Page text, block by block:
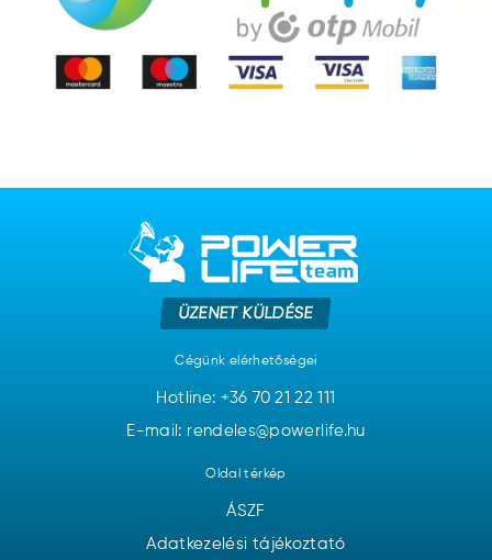
ÜZENET KÜLDÉSE
Cégünk elérhetőségei
Hotline: +36 70 21 22 111
E-mail: rendeles@powerlife.hu
Oldal térkép
ÁSZF
Adatkezelési tájékoztató